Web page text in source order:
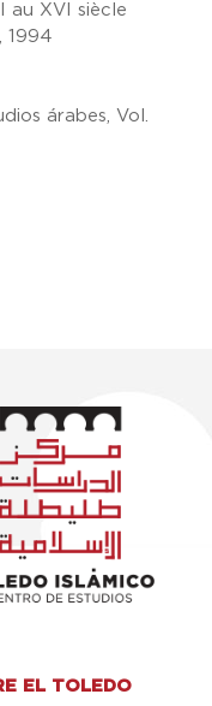
au XVI siècle
1994
árabes, Vol.
EL TOLEDO